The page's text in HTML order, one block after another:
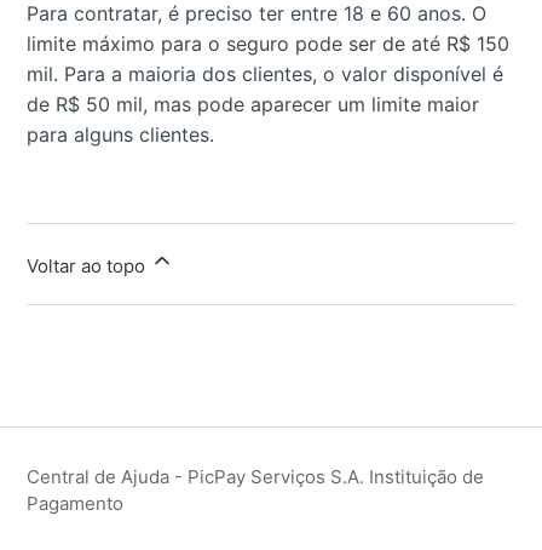
Para contratar, é preciso ter entre 18 e 60 anos. O
limite máximo para o seguro pode ser de até R$ 150
mil. Para a maioria dos clientes, o valor disponível é
de R$ 50 mil, mas pode aparecer um limite maior
para alguns clientes.
Voltar ao topo
Central de Ajuda - PicPay Serviços S.A. Instituição de
Pagamento